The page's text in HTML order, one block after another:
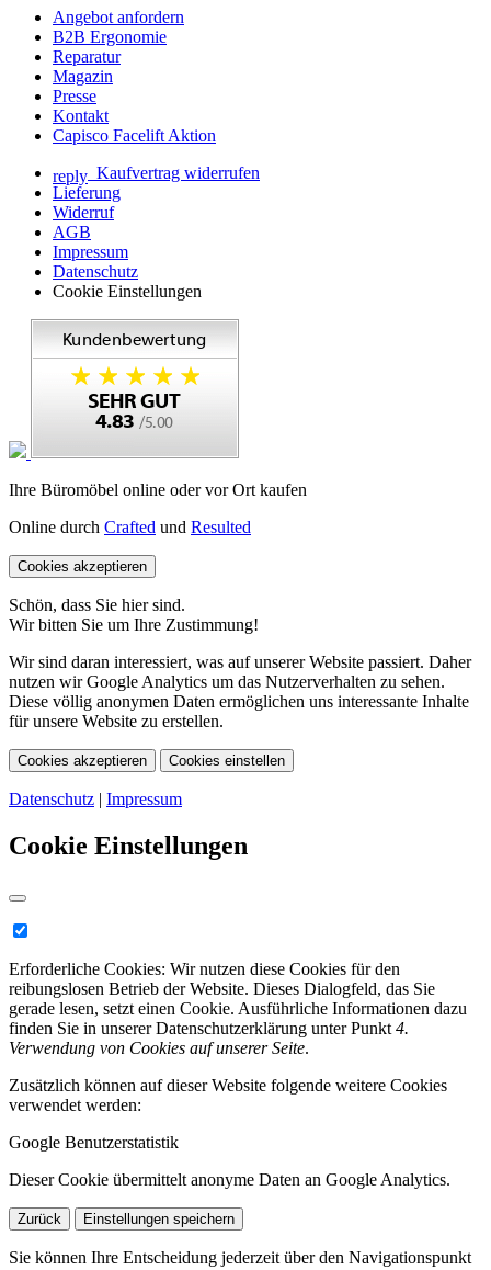
Angebot anfordern
B2B Ergonomie
Reparatur
Magazin
Presse
Kontakt
Capisco Facelift Aktion
reply Kaufvertrag widerrufen
Lieferung
Widerruf
AGB
Impressum
Datenschutz
Cookie Einstellungen
Ihre Büromöbel online oder vor Ort kaufen
Online durch Crafted und Resulted
Cookies akzeptieren
Schön, dass Sie hier sind.
Wir bitten Sie um Ihre Zustimmung!
Wir sind daran interessiert, was auf unserer Website passiert. Daher
nutzen wir Google Analytics um das Nutzerverhalten zu sehen.
Diese völlig anonymen Daten ermöglichen uns interessante Inhalte
für unsere Website zu erstellen.
Cookies akzeptieren Cookies einstellen
Datenschutz | Impressum
Cookie Einstellungen
Erforderliche Cookies: Wir nutzen diese Cookies für den
reibungslosen Betrieb der Website. Dieses Dialogfeld, das Sie
gerade lesen, setzt einen Cookie. Ausführliche Informationen dazu
finden Sie in unserer Datenschutzerklärung unter Punkt 4.
Verwendung von Cookies auf unserer Seite.
Zusätzlich können auf dieser Website folgende weitere Cookies
verwendet werden:
Google Benutzerstatistik
Dieser Cookie übermittelt anonyme Daten an Google Analytics.
Zurück Einstellungen speichern
Sie können Ihre Entscheidung jederzeit über den Navigationspunkt